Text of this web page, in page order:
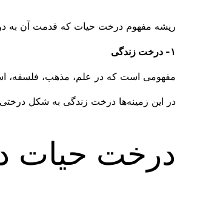
ریشه مفهوم درخت حیات که قدمت آن به
۱- درخت زندگی
مفهومی است که در علم، مذهب، فلسفه،
در این زمینه‌ها درخت زندگی به شکل
درخت حیات